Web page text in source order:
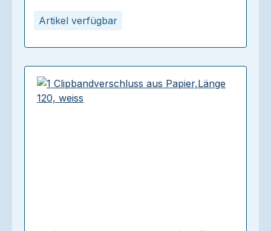
Artikel verfügbar